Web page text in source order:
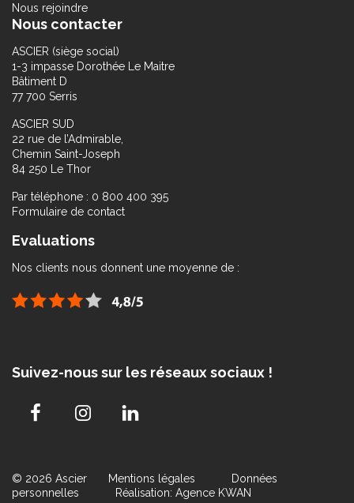
Nous rejoindre
Nous contacter
ASCIER (siège social)
1-3 impasse Dorothée Le Maitre
Bâtiment D
77 700 Serris
ASCIER SUD
22 rue de l’Admirable,
Chemin Saint-Joseph
84 250 Le Thor
Par téléphone : 0 800 400 395
Formulaire de contact
Evaluations
Nos clients nous donnent une moyenne de :
Suivez-nous sur les réseaux sociaux !
© 2026 Ascier Mentions légales
Données
personnelles
Réalisation: Agence KWAN